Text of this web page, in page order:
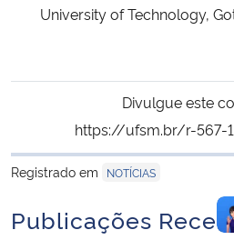
University of Technology,
Divulgue este
https://ufsm.br/r-567-
Registrado em
NOTÍCIAS
Publicações